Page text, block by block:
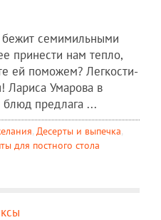
бежит семимильными
принести нам тепло,
ей поможем? Легкости-
Лариса Умарова в
блюд предлага ...
, Десерты и выпечка,
для постного стола